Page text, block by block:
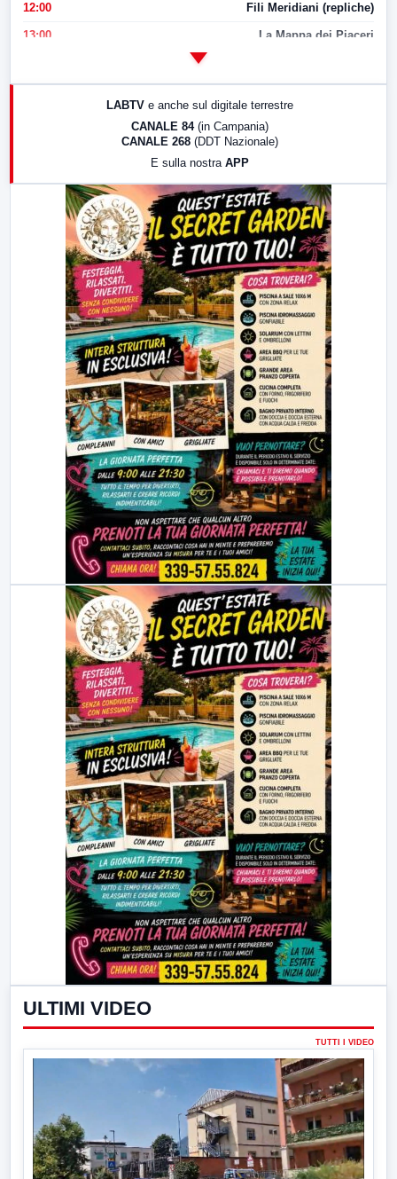
12:00 Fili Meridiani (repliche)
13:00 La Mappa dei Piaceri
LabNews (replica)
LABTV e anche sul digitale terrestre
CANALE 84 (in Campania)
CANALE 268 (DDT Nazionale)
E sulla nostra APP
ULTIMI VIDEO
TUTTI I VIDEO